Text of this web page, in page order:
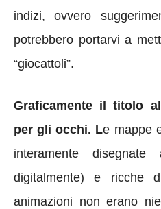
indizi, ovvero
potrebbero portarvi a
“giocattoli”.
Graficamente il titolo
per gli occhi. Le mappe
interamente
digitalmente) e ricche
animazioni non erano